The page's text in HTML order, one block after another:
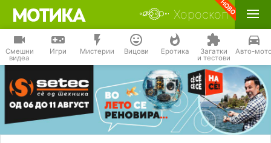
Хороскоп
Смешни
видеа
Игри Мистерии Вицови Еротика Загатки
и тестови
Авто-